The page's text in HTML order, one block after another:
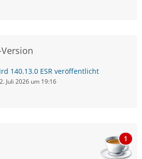
140.13.0 ESR veröffentlicht
Juli 2026 um 19:16
1